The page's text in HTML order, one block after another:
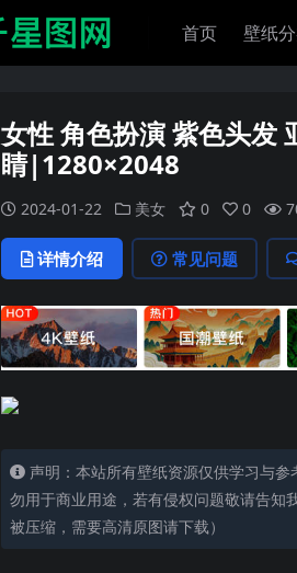
首页 壁纸
女性 角色扮演 紫色头发
睛|1280×2048
2024-01-22 美女 0 0
详情介绍 常见问题
声明：本站所有壁纸资源仅供学习与
勿用于商业用途，若有侵权问题敬请告知
被压缩，需要高清原图请下载）